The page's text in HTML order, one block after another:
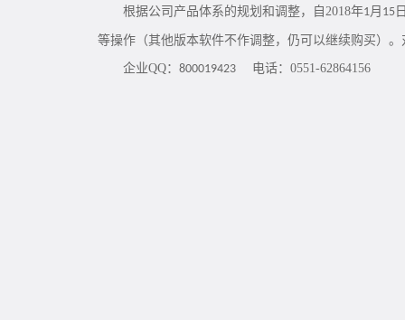
根据公司产品体系的规划和调整，自 2018年1月 15
等操作（其他版本软件不作调整，仍可以继续购买）
企业QQ： 800019423 电话： 0551-62864156